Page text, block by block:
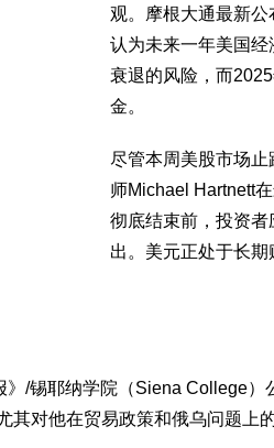
观。摩根大通最新
认为未来一年美国经
衰退的风险，而
金。
尽管本周美股市场
师Michael Hartnett
彻底结束前，投资
出。美元正处于长
/锡耶纳学院（Siena College）
其对他在贸易政策和俄乌问题上